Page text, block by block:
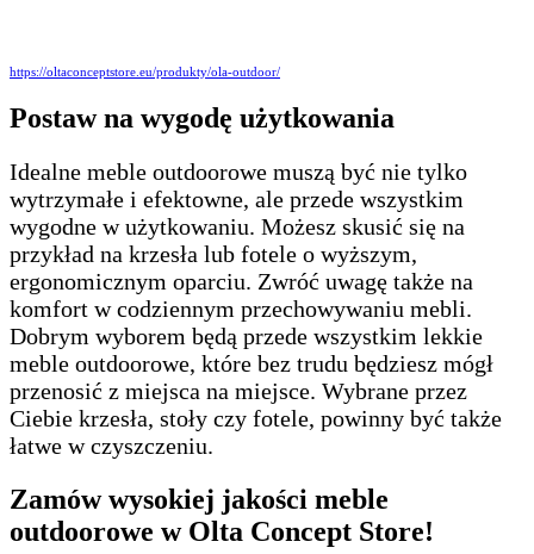
https://oltaconceptstore.eu/produkty/ola-outdoor/
Postaw na wygodę użytkowania
Idealne meble outdoorowe muszą być nie tylko
wytrzymałe i efektowne, ale przede wszystkim
wygodne w użytkowaniu. Możesz skusić się na
przykład na krzesła lub fotele o wyższym,
ergonomicznym oparciu. Zwróć uwagę także na
komfort w codziennym przechowywaniu mebli.
Dobrym wyborem będą przede wszystkim lekkie
meble outdoorowe, które bez trudu będziesz mógł
przenosić z miejsca na miejsce. Wybrane przez
Ciebie krzesła, stoły czy fotele, powinny być także
łatwe w czyszczeniu.
Zamów wysokiej jakości meble
outdoorowe w Olta Concept Store!